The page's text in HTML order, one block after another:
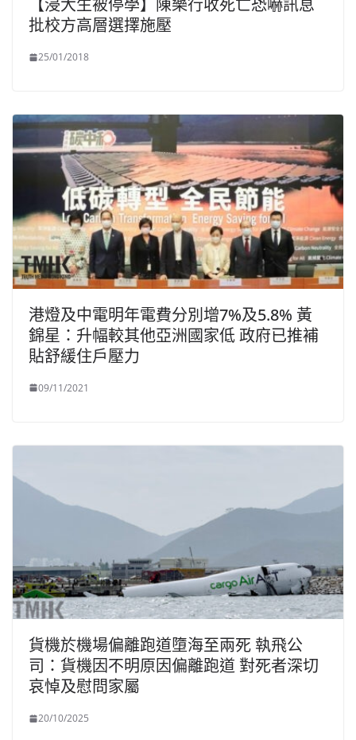
【浸大生被停學】陳樂行收死亡恐嚇訊息
批校方高層選擇施壓
25/01/2018
港燈及中電明年電費分別增7%及5.8% 黃
錦星：升幅較其他亞洲國家低 政府已推補
貼舒緩住戶壓力
09/11/2021
貨機於機場偏離跑道墮海至兩死 執飛公
司：貨機因不明原因偏離跑道 對死者深切
哀悼及慰問家屬
20/10/2025